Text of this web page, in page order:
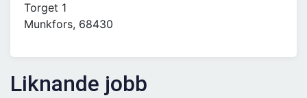
Torget 1
Munkfors, 68430
Liknande jobb